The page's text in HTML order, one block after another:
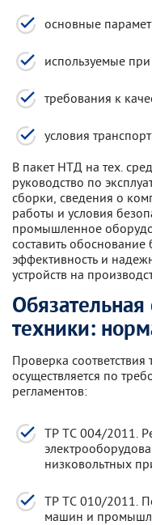
основные
используемые
требования к
условия
В пакет НТД на тех.
руководство по
сборки, сведения о
работы и условия
промышленное
составить
эффективность и
устройств на
техники:
Проверка соответствия
осуществляется по
регламентов:
ТР ТС 004/2011.
низковольтных
ТР ТС 010/2011.
машин и